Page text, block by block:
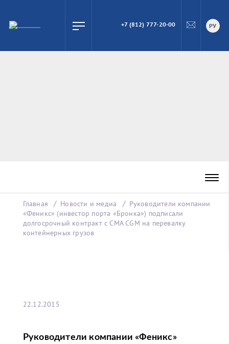
ПОИСК
+7 (812) 777-20-00 РУ
Главная Новости и медиа
Руководители компании
«Феникс» (инвестор порта «Бронка») подписали
долгосрочный контракт с CMA СGM на перевалку
контейнерных грузов
22.12.2015
Руководители компании «Феникс»